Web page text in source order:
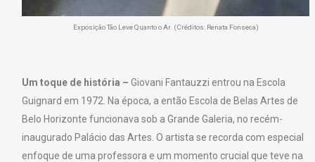
Exposição Tão Leve Quanto o Ar. (Créditos: Renata Fonseca)
Um toque de história – Giovani Fantauzzi entrou na Escola
Guignard em 1972. Na época, a então Escola de Belas Artes de
Belo Horizonte funcionava sob a Grande Galeria, no recém-
inaugurado Palácio das Artes. O artista se recorda com especial
enfoque de uma professora e um momento crucial que teve na